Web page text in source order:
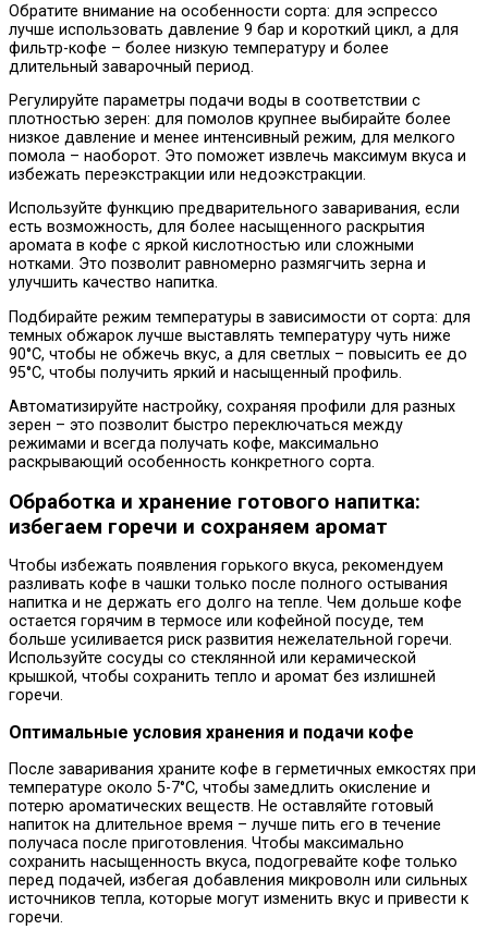
Обратите внимание на особенности сорта: для эспрессо
лучше использовать давление 9 бар и короткий цикл, а для
фильтр-кофе – более низкую температуру и более
длительный заварочный период.
Регулируйте параметры подачи воды в соответствии с
плотностью зерен: для помолов крупнее выбирайте более
низкое давление и менее интенсивный режим, для мелкого
помола – наоборот. Это поможет извлечь максимум вкуса и
избежать переэкстракции или недоэкстракции.
Используйте функцию предварительного заваривания, если
есть возможность, для более насыщенного раскрытия
аромата в кофе с яркой кислотностью или сложными
нотками. Это позволит равномерно размягчить зерна и
улучшить качество напитка.
Подбирайте режим температуры в зависимости от сорта: для
темных обжарок лучше выставлять температуру чуть ниже
90°C, чтобы не обжечь вкус, а для светлых – повысить ее до
95°C, чтобы получить яркий и насыщенный профиль.
Автоматизируйте настройку, сохраняя профили для разных
зерен – это позволит быстро переключаться между
режимами и всегда получать кофе, максимально
раскрывающий особенность конкретного сорта.
Обработка и хранение готового напитка:
избегаем горечи и сохраняем аромат
Чтобы избежать появления горького вкуса, рекомендуем
разливать кофе в чашки только после полного остывания
напитка и не держать его долго на тепле. Чем дольше кофе
остается горячим в термосе или кофейной посуде, тем
больше усиливается риск развития нежелательной горечи.
Используйте сосуды со стеклянной или керамической
крышкой, чтобы сохранить тепло и аромат без излишней
горечи.
Оптимальные условия хранения и подачи кофе
После заваривания храните кофе в герметичных емкостях при
температуре около 5-7°C, чтобы замедлить окисление и
потерю ароматических веществ. Не оставляйте готовый
напиток на длительное время – лучше пить его в течение
получаса после приготовления. Чтобы максимально
сохранить насыщенность вкуса, подогревайте кофе только
перед подачей, избегая добавления микроволн или сильных
источников тепла, которые могут изменить вкус и привести к
горечи.